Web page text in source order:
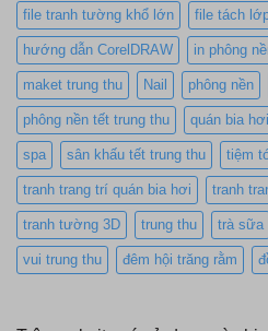
file tranh tường khổ lớn file tách
hướng dẫn CorelDRAW in phông
maket trung thu Nail phông nền
phông nền tết trung thu quán bia hơi
spa sân khấu tết trung thu tiệm
tranh trang trí quán bia hơi tranh
tranh tường 3D trung thu trà sữa
vui trung thu đêm hội trăng rằm